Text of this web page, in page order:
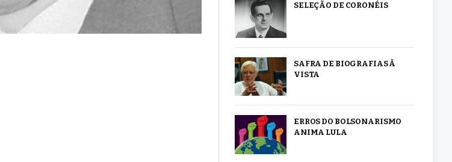
SELEÇÃO DE CORONÉIS
SAFRA DE BIOGRAFIAS À
VISTA
ERROS DO BOLSONARISMO
ANIMA LULA